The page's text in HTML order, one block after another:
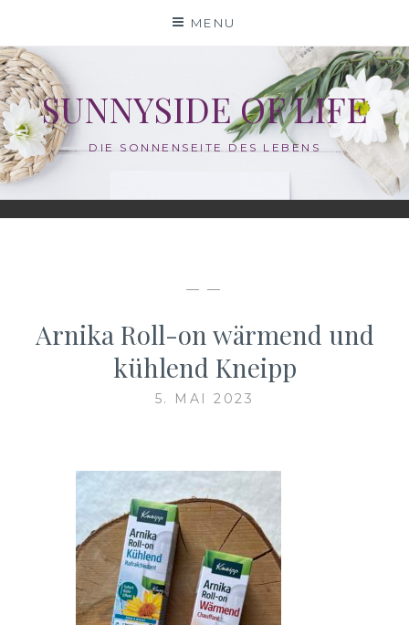
content
MENU
SUNNYSIDE OF LIFE
DIE SONNENSEITE DES LEBENS
— —
Arnika Roll-on wärmend und
kühlend Kneipp
5. MAI 2023